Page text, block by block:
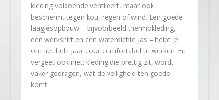
kleding voldoende ventileert, maar ook
beschermt tegen kou, regen of wind. Een goede
laagjesopbouw – bijvoorbeeld thermokleding,
een werkshirt en een waterdichte jas – helpt je
om het hele jaar door comfortabel te werken. En
vergeet ook niet: kleding die prettig zit, wordt
vaker gedragen, wat de veiligheid ten goede
komt.